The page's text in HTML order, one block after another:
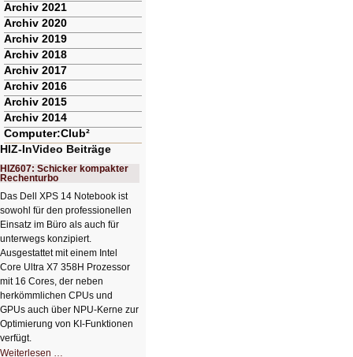
Archiv 2021
Archiv 2020
Archiv 2019
Archiv 2018
Archiv 2017
Archiv 2016
Archiv 2015
Archiv 2014
Computer:Club²
HIZ-InVideo Beiträge
HIZ607: Schicker kompakter
Rechenturbo
Das Dell XPS 14 Notebook ist
sowohl für den professionellen
Einsatz im Büro als auch für
unterwegs konzipiert.
Ausgestattet mit einem Intel
Core Ultra X7 358H Prozessor
mit 16 Cores, der neben
herkömmlichen CPUs und
GPUs auch über NPU-Kerne zur
Optimierung von KI-Funktionen
verfügt.
Weiterlesen …